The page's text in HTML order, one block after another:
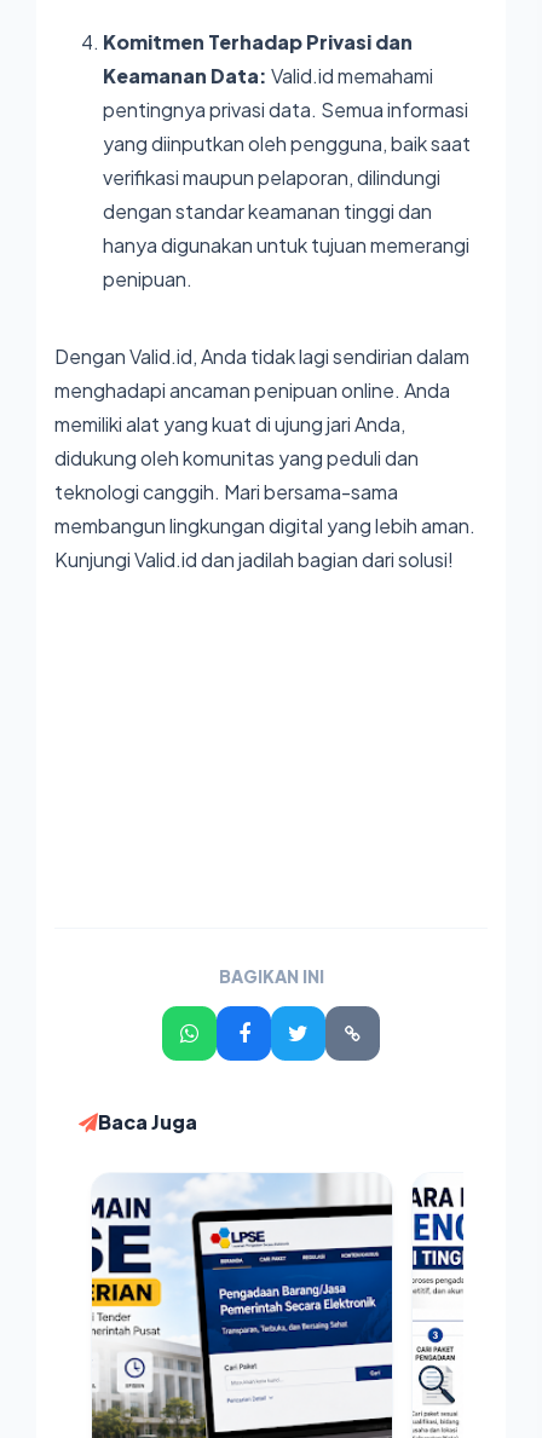
Komitmen Terhadap Privasi dan
Keamanan Data: Valid.idmemahami
pentingnya privasi data. Semua informasi
yang diinputkan oleh pengguna, baik saat
verifikasi maupun pelaporan, dilindungi
dengan standar keamanan tinggi dan
hanya digunakan untuk tujuan memerangi
penipuan.
DenganValid.id, Anda tidak lagi sendirian dalam
menghadapi ancaman penipuan online. Anda
memiliki alat yang kuat di ujung jari Anda,
didukung oleh komunitas yang peduli dan
teknologi canggih. Mari bersama-sama
membangun lingkungan digital yang lebih aman.
KunjungiValid.iddan jadilah bagian dari solusi!
BAGIKAN INI
Baca Juga